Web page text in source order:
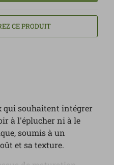
CE PRODUIT
qui souhaitent intégrer
à l'éplucher ni à le
soumis à un
et sa texture.